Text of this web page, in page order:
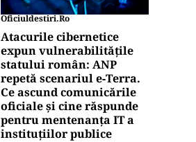
Oficiuldestiri.ro
Atacurile cibernetice
expun vulnerabilitățile
statului român: ANP
repetă scenariul e‑Terra.
Ce ascund comunicările
oficiale și cine răspunde
pentru mentenanța IT a
instituțiilor publice